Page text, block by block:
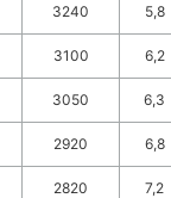
3240 5,8
3100 6,2
3050 6,3
2920 6,8
2820 7,2